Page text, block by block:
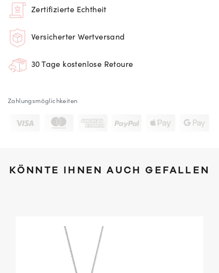
Zertifizierte Echtheit
Versicherter Wertversand
30 Tage kostenlose Retoure
Zahlungsmöglichkeiten
KÖNNTE IHNEN AUCH GEFALLEN